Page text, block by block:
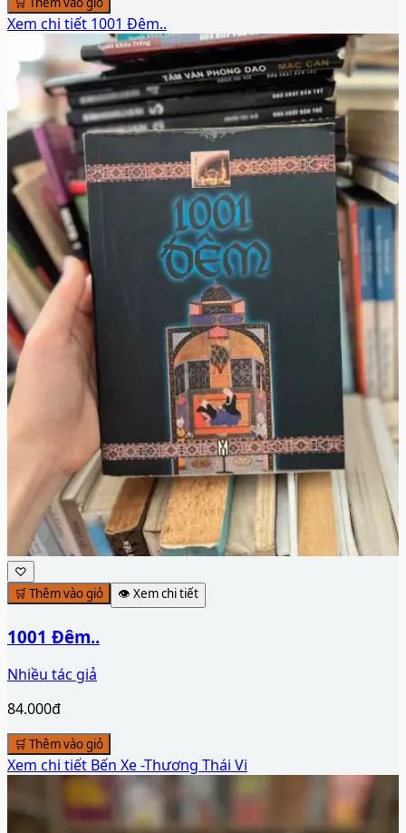
♡
🛒 Thêm vào giỏ
👁️ Xem chi tiết
"Ngai Vàng Lửa"
Rick Riordan
130.000đ
🛒 Thêm vào giỏ
Xem chi tiết 1001 Đêm..